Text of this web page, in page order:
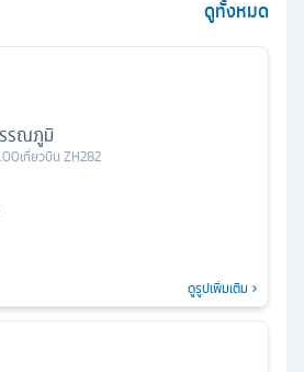
ดูทั้งหมด
รณภูมิ
เที่ยวบิน ZH282
ดูรูปเพิ่มเติม